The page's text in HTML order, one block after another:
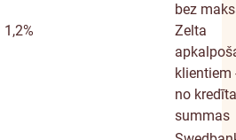
1,2%
bez
Zelta
klientiem
no kredīta
summas